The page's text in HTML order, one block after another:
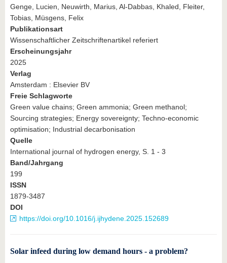
Genge, Lucien, Neuwirth, Marius, Al-Dabbas, Khaled, Fleiter,
Tobias, Müsgens, Felix
Publikationsart
Wissenschaftlicher Zeitschriftenartikel referiert
Erscheinungsjahr
2025
Verlag
Amsterdam : Elsevier BV
Freie Schlagworte
Green value chains; Green ammonia; Green methanol;
Sourcing strategies; Energy sovereignty; Techno-economic
optimisation; Industrial decarbonisation
Quelle
International journal of hydrogen energy, S. 1 - 3
Band/Jahrgang
199
ISSN
1879-3487
DOI
https://doi.org/10.1016/j.ijhydene.2025.152689
Solar infeed during low demand hours - a problem?